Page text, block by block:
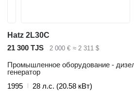
Hatz 2L30C
21 300 TJS
2 000 € ≈ 2 311 $
Промышленное оборудование -
генератор
1995
28 л.с. (20.58 кВт)